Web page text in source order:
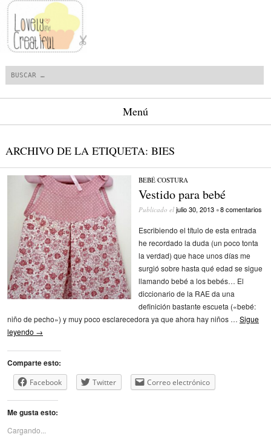
Menú
ARCHIVO DE LA ETIQUETA: BIES
BEBÉ/COSTURA
Vestido para bebé
Publicado el julio 30, 2013 •8 comentarios
Escribiendo el título de esta entrada
he recordado la duda (un poco tonta
la verdad) que hace unos días me
surgió sobre hasta qué edad se sigue
llamando bebé a los bebés… El
diccionario de la RAE da una
definición bastante escueta («bebé:
niño de pecho») y muy poco esclarecedora ya que ahora hay niños … Sigue
leyendo →
Comparte esto:
Facebook Twitter Correo electrónico
Me gusta esto:
Cargando...